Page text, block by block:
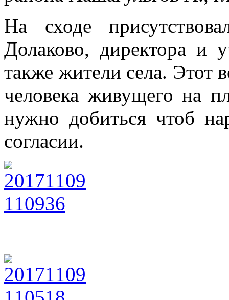
На сходе
Долаково, директора
также жители села. Этот
человека живущего на
нужно добиться чтоб
согласии.